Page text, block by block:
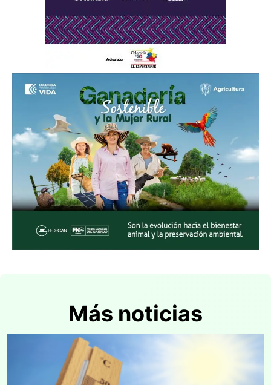
Más noticias